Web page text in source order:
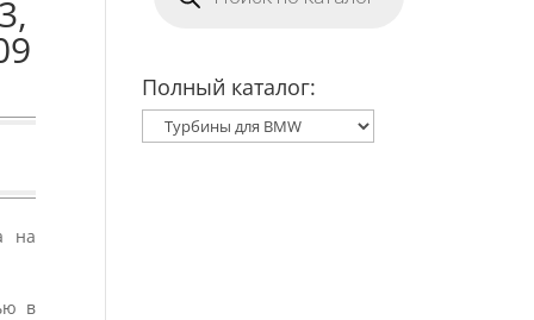
на
в
Полный каталог: